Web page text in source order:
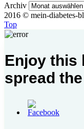
Archiv
2016 © mein-diabetes-
Top
Enjoy this
spread